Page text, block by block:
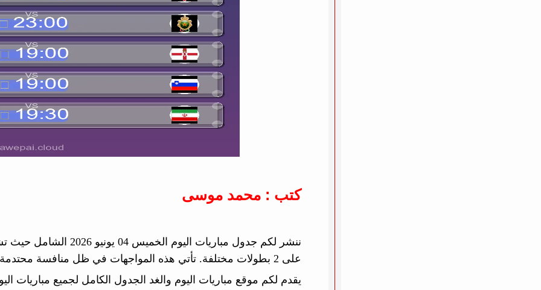
كتب : محمد موسى
على 2 بطولات مختلفة. تأتي هذه المواجهات في ظل منافسة محتدمة على مختلف الصعد المحلية والقارية.
يقدم لكم موقع مباريات اليوم والغد الجدول الكامل لجميع مباريات